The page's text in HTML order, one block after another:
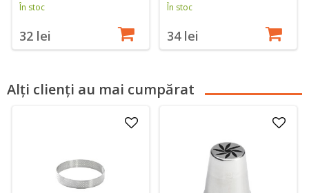
În stoc
32 lei
În stoc
34 lei
Alți clienți au mai cumpărat